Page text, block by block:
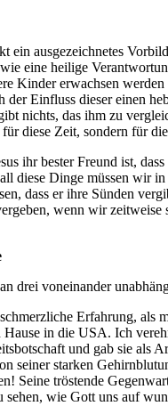
ein ausgezeichnetes
eine heilige
Kinder erwachsen
Einfluss dieser einen
nichts, das ihm zu
diese Zeit, sondern für
ihr bester Freund ist,
diese Dinge müssen wir
dass er ihre Sünden
wenn wir
drei voneinander
Erfahrung,
in die USA. Ich
und gab sie als
seiner starken
Seine tröstende
wie Gott uns auf